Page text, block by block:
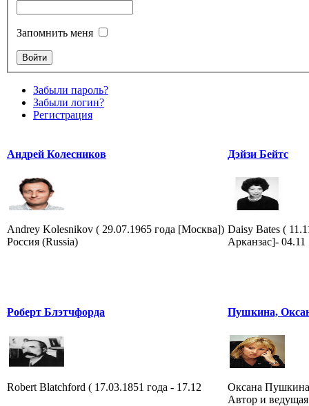
Запомнить меня
Забыли пароль?
Забыли логин?
Регистрация
Андрей Колесников
Andrey Kolesnikov ( 29.07.1965 года [Москва])
Россия (Russia)
Дэйзи Бейтс
Daisy Bates (
Арканзас]- 04.11
Роберт Блэтчфорда
Robert Blatchford ( 17.03.1851 года - 17.12
Пушкина,
Оксана
Автор и